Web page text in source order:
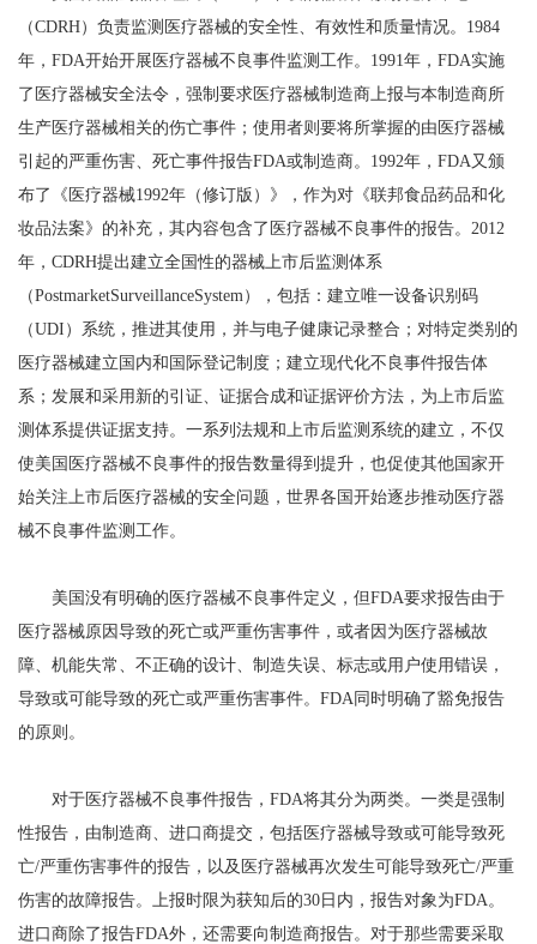
（CDRH）负责监测医疗器械的安全性、有效性和质量情况。1984
年，FDA开始开展医疗器械不良事件监测工作。1991年，FDA实施
了医疗器械安全法令，强制要求医疗器械制造商上报与本制造商所
生产医疗器械相关的伤亡事件；使用者则要将所掌握的由医疗器械
引起的严重伤害、死亡事件报告FDA或制造商。1992年，FDA又颁
布了《医疗器械1992年（修订版）》，作为对《联邦食品药品和化
妆品法案》的补充，其内容包含了医疗器械不良事件的报告。2012
年，CDRH提出建立全国性的器械上市后监测体系
（PostmarketSurveillanceSystem），包括：建立唯一设备识别码
（UDI）系统，推进其使用，并与电子健康记录整合；对特定类别的
医疗器械建立国内和国际登记制度；建立现代化不良事件报告体
系；发展和采用新的引证、证据合成和证据评价方法，为上市后监
测体系提供证据支持。一系列法规和上市后监测系统的建立，不仅
使美国医疗器械不良事件的报告数量得到提升，也促使其他国家开
始关注上市后医疗器械的安全问题，世界各国开始逐步推动医疗器
械不良事件监测工作。
美国没有明确的医疗器械不良事件定义，但FDA要求报告由于
医疗器械原因导致的死亡或严重伤害事件，或者因为医疗器械故
障、机能失常、不正确的设计、制造失误、标志或用户使用错误，
导致或可能导致的死亡或严重伤害事件。FDA同时明确了豁免报告
的原则。
对于医疗器械不良事件报告，FDA将其分为两类。一类是强制
性报告，由制造商、进口商提交，包括医疗器械导致或可能导致死
亡/严重伤害事件的报告，以及医疗器械再次发生可能导致死亡/严重
伤害的故障报告。上报时限为获知后的30日内，报告对象为FDA。
进口商除了报告FDA外，还需要向制造商报告。对于那些需要采取